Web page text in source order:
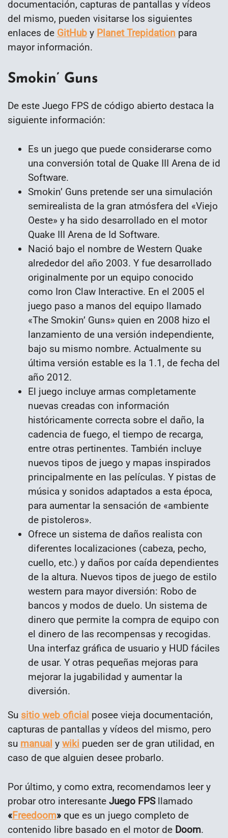
documentación, capturas de pantallas y vídeos
del mismo, pueden visitarse los siguientes
enlaces de GitHub y Planet Trepidation para
mayor información.
Smokin’ Guns
De este Juego FPS de código abierto destaca la
siguiente información:
Es un juego que puede considerarse como
una conversión total de Quake III Arena de id
Software.
Smokin’ Guns pretende ser una simulación
semirealista de la gran atmósfera del «Viejo
Oeste» y ha sido desarrollado en el motor
Quake III Arena de Id Software.
Nació bajo el nombre de Western Quake
alrededor del año 2003. Y fue desarrollado
originalmente por un equipo conocido
como Iron Claw Interactive. En el 2005 el
juego paso a manos del equipo llamado
«The Smokin’ Guns» quien en 2008 hizo el
lanzamiento de una versión independiente,
bajo su mismo nombre. Actualmente su
última versión estable es la 1.1, de fecha del
año 2012.
El juego incluye armas completamente
nuevas creadas con información
históricamente correcta sobre el daño, la
cadencia de fuego, el tiempo de recarga,
entre otras pertinentes. También incluye
nuevos tipos de juego y mapas inspirados
principalmente en las películas. Y pistas de
música y sonidos adaptados a esta época,
para aumentar la sensación de «ambiente
de pistoleros».
Ofrece un sistema de daños realista con
diferentes localizaciones (cabeza, pecho,
cuello, etc.) y daños por caída dependientes
de la altura. Nuevos tipos de juego de estilo
western para mayor diversión: Robo de
bancos y modos de duelo. Un sistema de
dinero que permite la compra de equipo con
el dinero de las recompensas y recogidas.
Una interfaz gráfica de usuario y HUD fáciles
de usar. Y otras pequeñas mejoras para
mejorar la jugabilidad y aumentar la
diversión.
Su sitio web oficial posee vieja documentación,
capturas de pantallas y vídeos del mismo, pero
su manual y wiki pueden ser de gran utilidad, en
caso de que alguien desee probarlo.
Por último, y como extra, recomendamos leer y
probar otro interesante Juego FPSllamado
«Freedoom» que es un juego completo de
contenido libre basado en el motor de Doom.